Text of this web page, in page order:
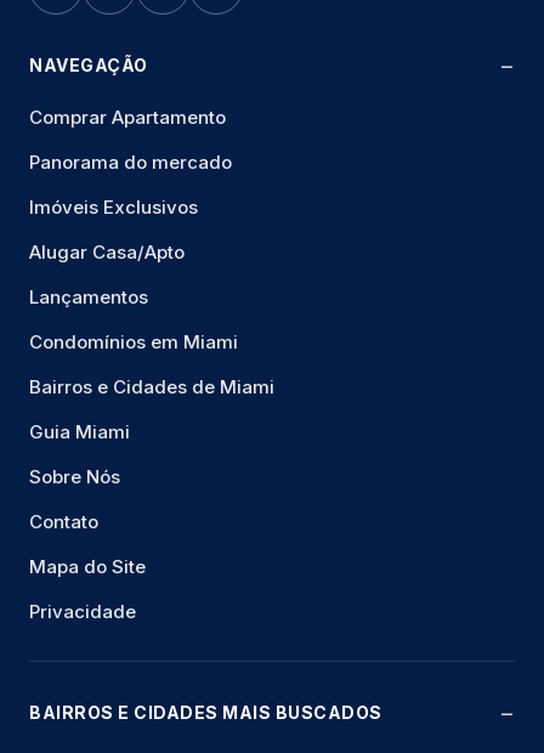
NAVEGAÇÃO
Comprar Apartamento
Panorama do mercado
Imóveis Exclusivos
Alugar Casa/Apto
Lançamentos
Condomínios em Miami
Bairros e Cidades de Miami
Guia Miami
Sobre Nós
Contato
Mapa do Site
Privacidade
BAIRROS E CIDADES MAIS BUSCADOS